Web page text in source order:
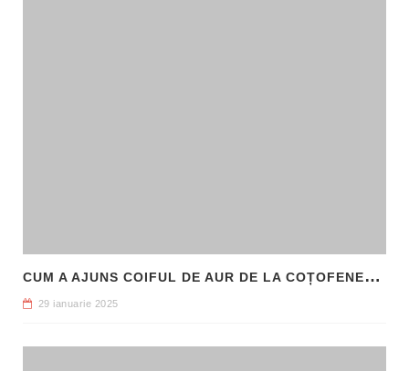
C
UM A AJUNS COIFUL DE AUR DE LA COȚOFENEȘTI ÎN PATRIMONIUL NAȚIONAL
29 ianuarie 2025